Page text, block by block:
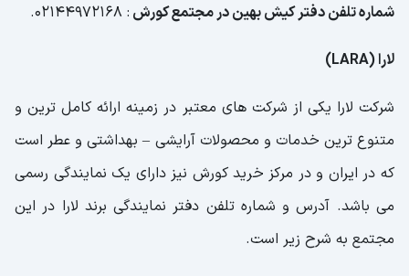
شماره تلفن دفتر کیش بهین در مجتمع کورش : 02144972168.
لارا (LARA)
شرکت لارا یکی از شرکت های معتبر در زمینه ارائه کامل ترین و
متنوع ترین خدمات و محصولات آرایشی – بهداشتی و عطر است
که در ایران و در مرکز خرید کورش نیز دارای یک نمایندگی رسمی
می باشد. آدرس و شماره تلفن دفتر نمایندگی برند لارا در این
مجتمع به شرح زیر است.